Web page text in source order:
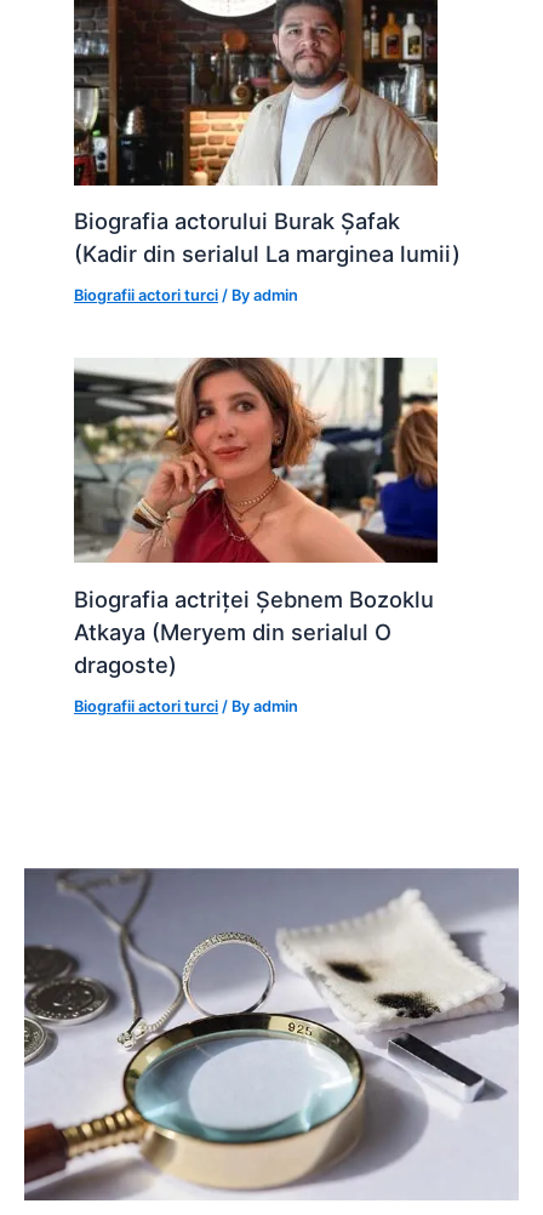
Biografia actorului Burak Șafak
(Kadir din serialul La marginea lumii)
Biografii actori turci / Byadmin
Biografia actriței Șebnem Bozoklu
Atkaya (Meryem din serialul O
dragoste)
Biografii actori turci / Byadmin